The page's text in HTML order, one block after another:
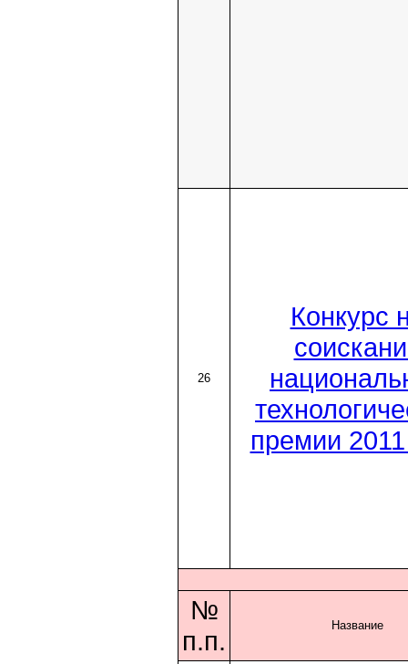
26
Конкурс
премии 2011
№
п.п.
Название